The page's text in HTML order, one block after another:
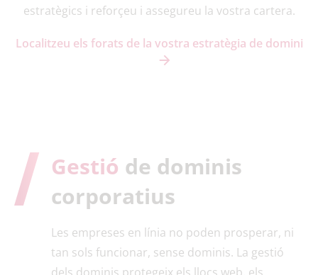
estratègics i reforçeu i assegureu la vostra cartera.
Localitzeu els forats de la vostra estratègia de domini
Gestió de dominis
corporatius
Les empreses en línia no poden prosperar, ni
tan sols funcionar, sense dominis. La gestió
dels dominis protegeix els llocs web, els